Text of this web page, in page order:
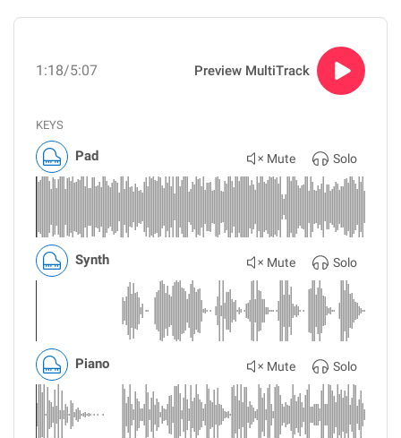
1:18/5:07 Preview MultiTrack
KEYS
Pad Mute Solo
Synth Mute Solo
Piano Mute Solo